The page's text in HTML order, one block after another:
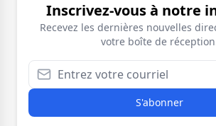
Inscrivez-vous à notre
Recevez les dernières nouvelles
votre boîte de
S'abonner